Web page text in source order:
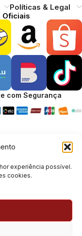
experiência possível.
cookies.
Políticas & Legal
Oficiais
com Segurança
direitos reservados.